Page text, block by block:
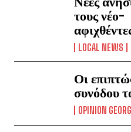
τους νέο-
LOCAL NEWS
Οι
συνόδου
OPINION